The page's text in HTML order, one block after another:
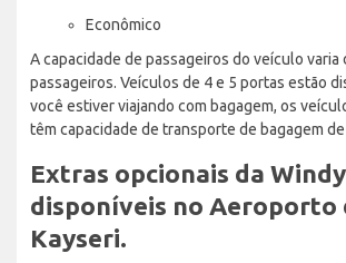
Econômico
A capacidade de passageiros do veículo varia
passageiros. Veículos de 4 e 5 portas estão
você estiver viajando com bagagem, os
têm capacidade de transporte de bagagem de
Extras opcionais da
disponíveis no Aeroporto
Kayseri.